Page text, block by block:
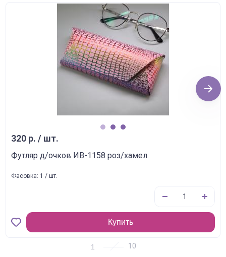
320 р. / шт.
Футляр д/очков ИВ-1158 роз/хамел.
Фасовка: 1 / шт.
Купить
Next
1